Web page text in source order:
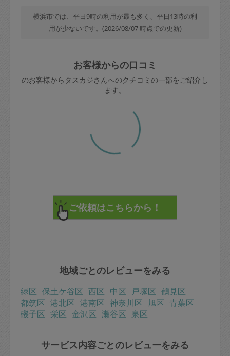
横浜市では、平日9時の利用が最も多く、平日13時の利
用が少ないです。(2026/08/07 時点での更新)
お客様からの口コミ
のお客様からタスカジさんへのクチコミの一部をご紹介し
ます。
地域ごとのレビューをみる
緑区 保土ケ谷区 西区 中区 戸塚区 鶴見区
都筑区 港北区 港南区 神奈川区 旭区 青葉区
磯子区 栄区 金沢区 瀬谷区 泉区
サービス内容ごとのレビューをみる